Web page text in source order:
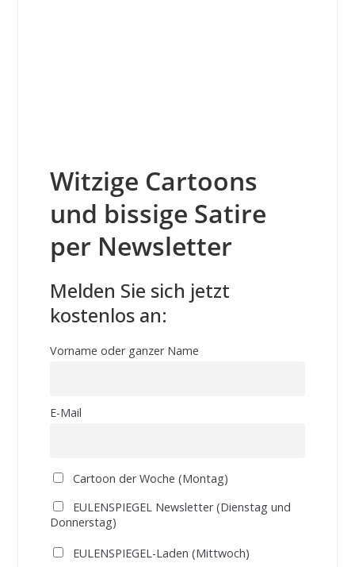
Witzige Cartoons
und bissige Satire
per Newsletter
Melden Sie sich jetzt
kostenlos an:
Vorname oder ganzer Name
E-Mail
Cartoon der Woche (Montag)
EULENSPIEGEL Newsletter (Dienstag und
Donnerstag)
EULENSPIEGEL-Laden (Mittwoch)